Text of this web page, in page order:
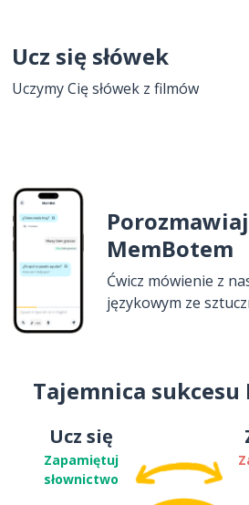
Ucz się słówek
Uczymy Cię słówek z filmów
MemBotem
Ćwicz mówienie z
językowym ze
Tajemnica sukcesu
Ucz się
Zapamiętuj
słownictwo